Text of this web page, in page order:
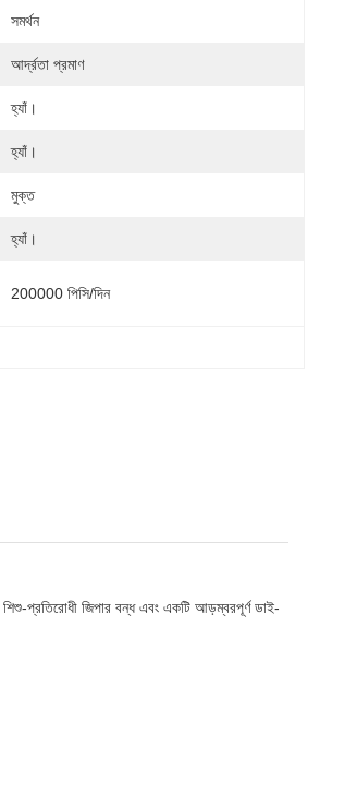
সমর্থন
আর্দ্রতা প্রমাণ
হ্যাঁ।
হ্যাঁ।
মুক্ত
হ্যাঁ।
200000 পিসি/দিন
শিশু-প্রতিরোধী জিপার বন্ধ এবং একটি আড়ম্বরপূর্ণ ডাই-